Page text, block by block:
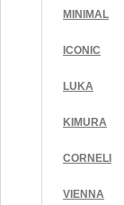
MINIMAL
ICONIC
LUKA
KIMURA
CORNELI
VIENNA